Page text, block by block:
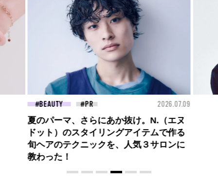
FASHION 2026.07.09
【PRADA × NI-KI(ENHYPEN)】時をかけ
る、ニューモード